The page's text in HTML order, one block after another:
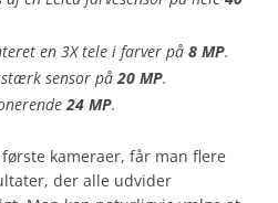
en 3X tele i farver på 8 MP.
sensor på20 MP.
24 MP.
kameraer, får man flere
der alle udvider